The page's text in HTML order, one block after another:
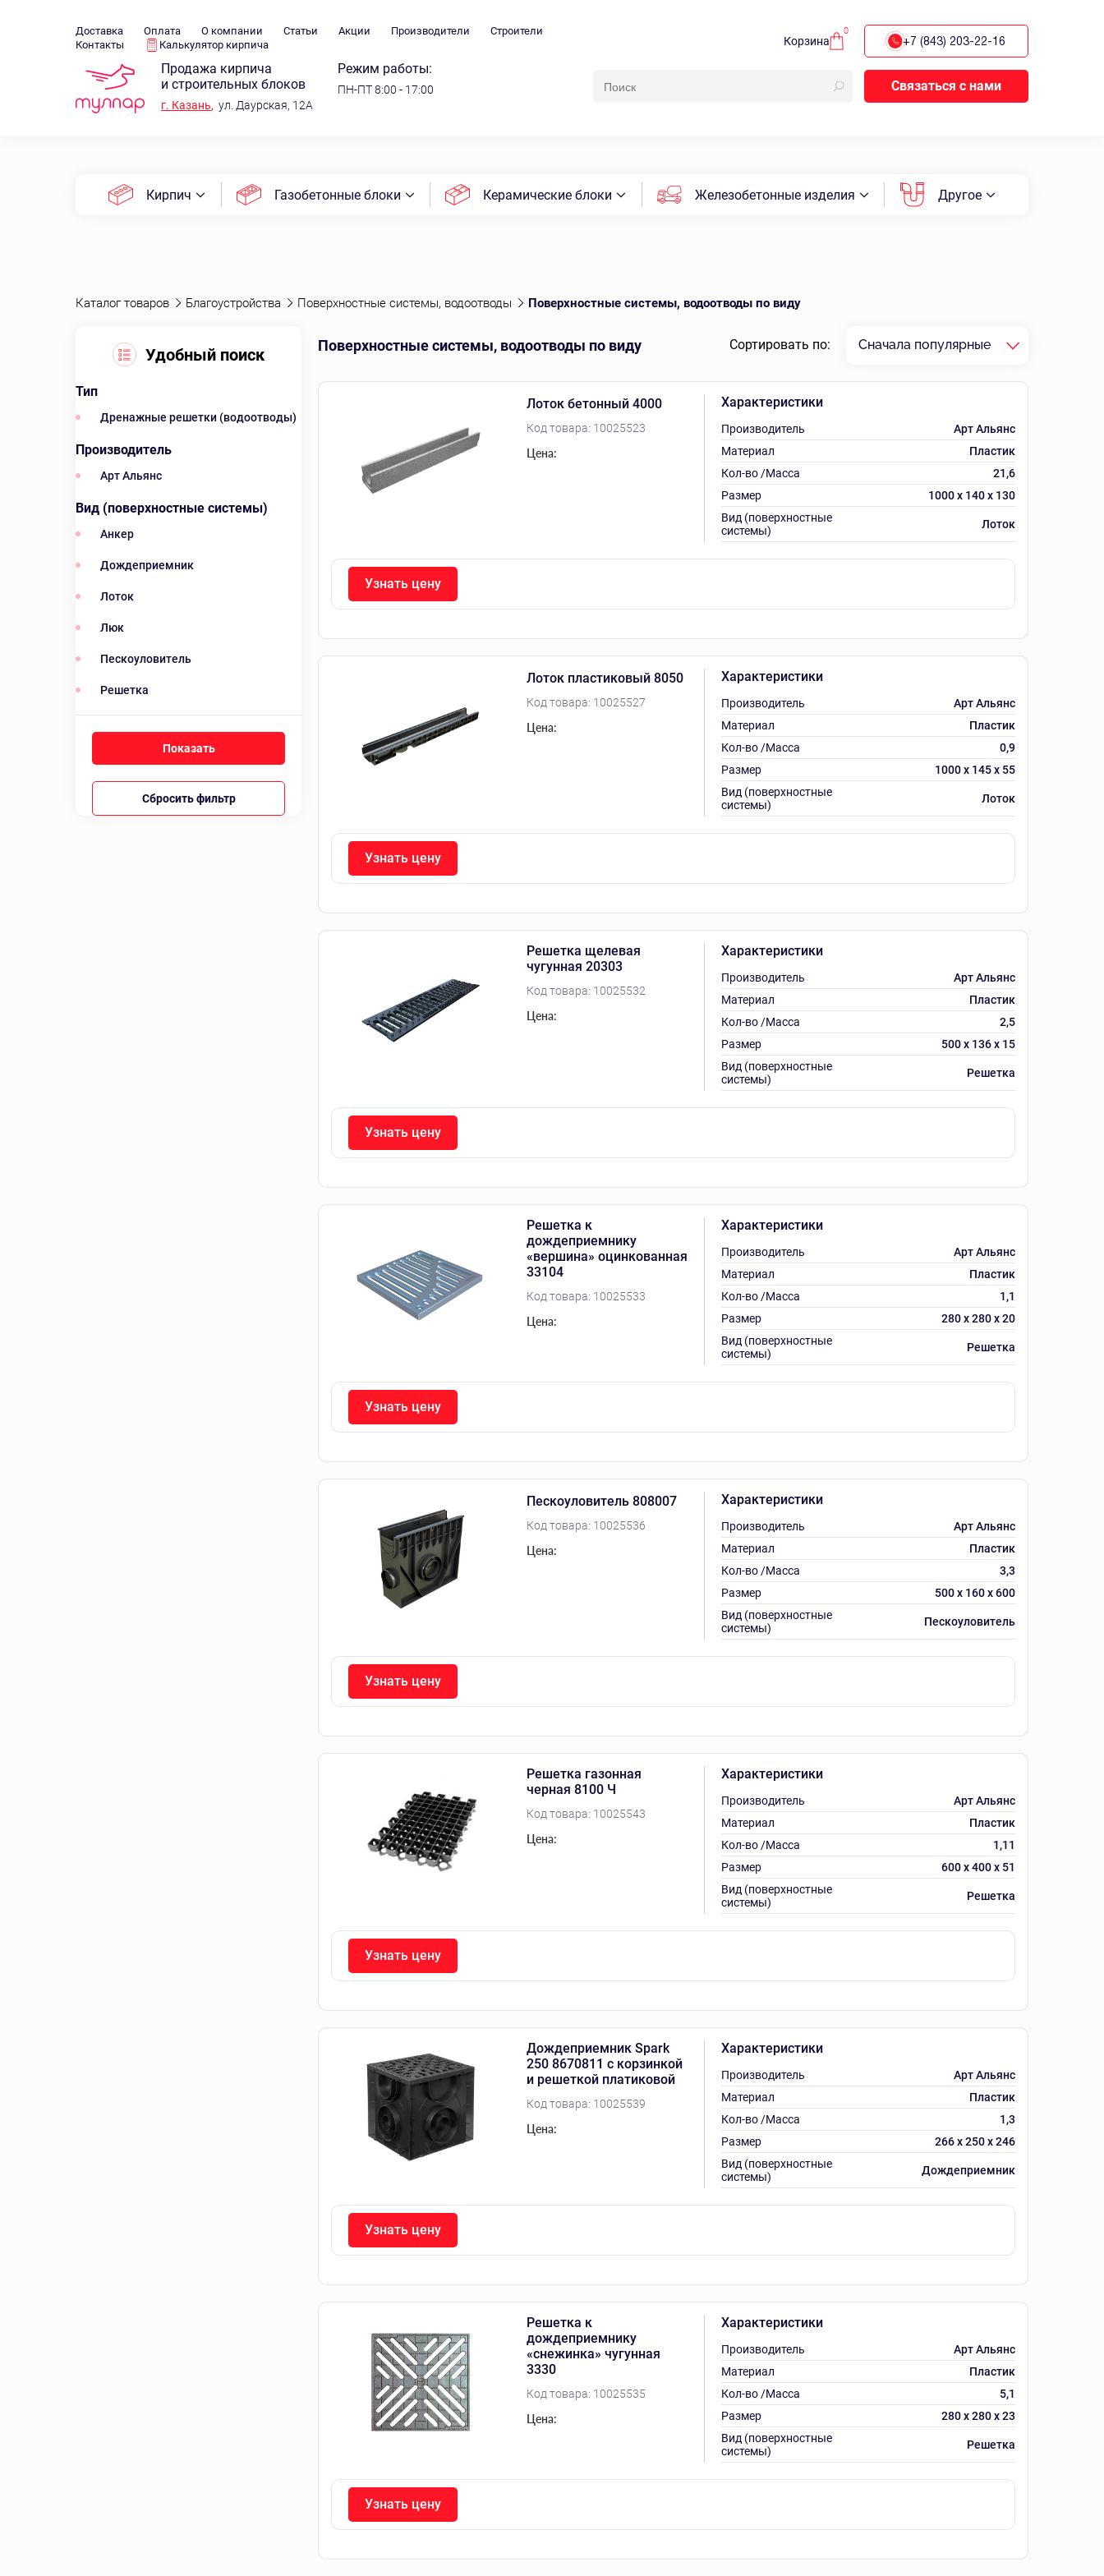
Доставка Оплата О компании Статьи Акции Производители
Строители
Контакты
Калькулятор кирпича Корзина
0
+7 (843) 203-22-16
Продажа кирпича
и строительных блоков
г. Казань, ул. Даурская, 12А
Режим работы:
ПН-ПТ 8:00 - 17:00 Связаться с нами
Кирпич Газобетонные блоки Керамические блоки Железобетонные изделия Другое
Каталог товаров Благоустройства Поверхностные системы, водоотводы Поверхностные системы, водоотводы по виду
Удобный поиск
Тип
Дренажные решетки (водоотводы)
Производитель
Арт Альянс
Вид (поверхностные системы)
Анкер
Дождеприемник
Лоток
Люк
Пескоуловитель
Решетка
Сбросить фильтр
Поверхностные системы, водоотводы по виду Сортировать по: Сначала популярные
Лоток бетонный 4000
Код товара: 10025523
Цена:
Характеристики
Производитель
Арт Альянс
Материал
Пластик
Кол-во /Масса
21,6
Размер
1000 х 140 х 130
Вид (поверхностные
системы)
Лоток
Узнать цену
Лоток пластиковый 8050
Код товара: 10025527
Цена:
Характеристики
Производитель
Арт Альянс
Материал
Пластик
Кол-во /Масса
0,9
Размер
1000 х 145 х 55
Вид (поверхностные
системы)
Лоток
Узнать цену
Решетка щелевая
чугунная 20303
Код товара: 10025532
Цена:
Характеристики
Производитель
Арт Альянс
Материал
Пластик
Кол-во /Масса
2,5
Размер
500 х 136 х 15
Вид (поверхностные
системы)
Решетка
Узнать цену
Решетка к
дождеприемнику
«вершина» оцинкованная
33104
Код товара: 10025533
Цена:
Характеристики
Производитель
Арт Альянс
Материал
Пластик
Кол-во /Масса
1,1
Размер
280 х 280 х 20
Вид (поверхностные
системы)
Решетка
Узнать цену
Пескоуловитель 808007
Код товара: 10025536
Цена:
Характеристики
Производитель
Арт Альянс
Материал
Пластик
Кол-во /Масса
3,3
Размер
500 х 160 х 600
Вид (поверхностные
системы)
Пескоуловитель
Узнать цену
Решетка газонная
черная 8100 Ч
Код товара: 10025543
Цена:
Характеристики
Производитель
Арт Альянс
Материал
Пластик
Кол-во /Масса
1,11
Размер
600 х 400 х 51
Вид (поверхностные
системы)
Решетка
Узнать цену
Дождеприемник Spark
250 8670811 с корзинкой
и решеткой платиковой
Код товара: 10025539
Цена:
Характеристики
Производитель
Арт Альянс
Материал
Пластик
Кол-во /Масса
1,3
Размер
266 х 250 х 246
Вид (поверхностные
системы)
Дождеприемник
Узнать цену
Решетка к
дождеприемнику
«снежинка» чугунная
3330
Код товара: 10025535
Цена:
Характеристики
Производитель
Арт Альянс
Материал
Пластик
Кол-во /Масса
5,1
Размер
280 х 280 х 23
Вид (поверхностные
системы)
Решетка
Узнать цену